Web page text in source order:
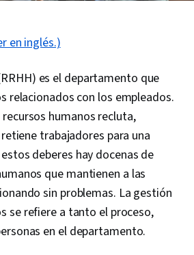
en inglés.)
es el departamento que
relacionados con los empleados.
humanos recluta,
trabajadores para una
deberes hay docenas de
que mantienen a las
sin problemas. La gestión
se refiere a tanto el proceso,
en el departamento.